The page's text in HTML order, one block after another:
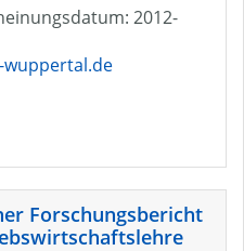
2012-
Forschungsbericht